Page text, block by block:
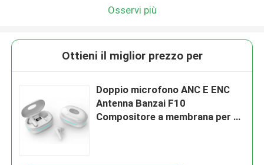
Osservi più
Ottieni il miglior prezzo per
Doppio microfono ANC E ENC
Antenna Banzai F10
Compositore a membrana per gli